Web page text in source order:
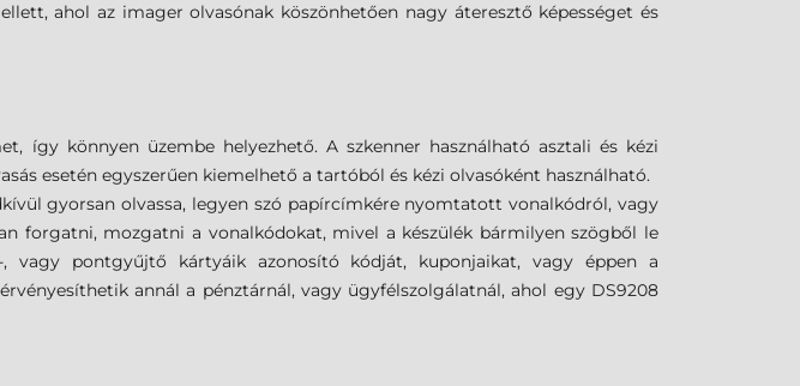
ahol az imager olvasónak köszönhetően nagy áteresztő képességet és
így könnyen üzembe helyezhető. A szkenner használható asztali és kézi
esetén egyszerűen kiemelhető a tartóból és kézi olvasóként használható.
gyorsan olvassa, legyen szó papírcímkére nyomtatott vonalkódról, vagy
forgatni, mozgatni a vonalkódokat, mivel a készülék bármilyen szögből le
pontgyűjtő kártyáik azonosító kódját, kuponjaikat, vagy éppen a
annál a pénztárnál, vagy ügyfélszolgálatnál, ahol egy DS9208